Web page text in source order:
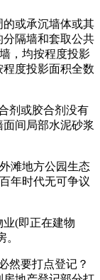
或承沉墙体或其
隔墙和套取公共
，均按程度投影
度投影面积全数
剂或胶合剂没有
间局部水泥砂浆
滩地方公园生态
年时代无可争议
(即正在建物
要打点登记？